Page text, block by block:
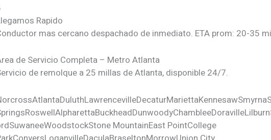
Rapido
mas cercano despachado de inmediato. ETA prom: 20-35
de Servicio Completa – Metro Atlanta
de remolque a 25 millas de Atlanta, disponible 24/7.
AtlantaDuluthLawrencevilleDecaturMariettaKennesawSmyrna
RoswellAlpharettaBuckheadDunwoodyChambleeDoravilleLilburn
SuwaneeWoodstockStone MountainEast PointCollege